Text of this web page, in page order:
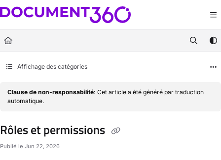
Documentation Index
Fetch the complete documentation index at:https://docs.document360.com/
Use this file to discover all available pages before exploring further.
Affichage des catégories
Clause de non-responsabilité: Cet article a été généré par traduction
automatique.
Rôles et permissions
Publié le Jun 22, 2026